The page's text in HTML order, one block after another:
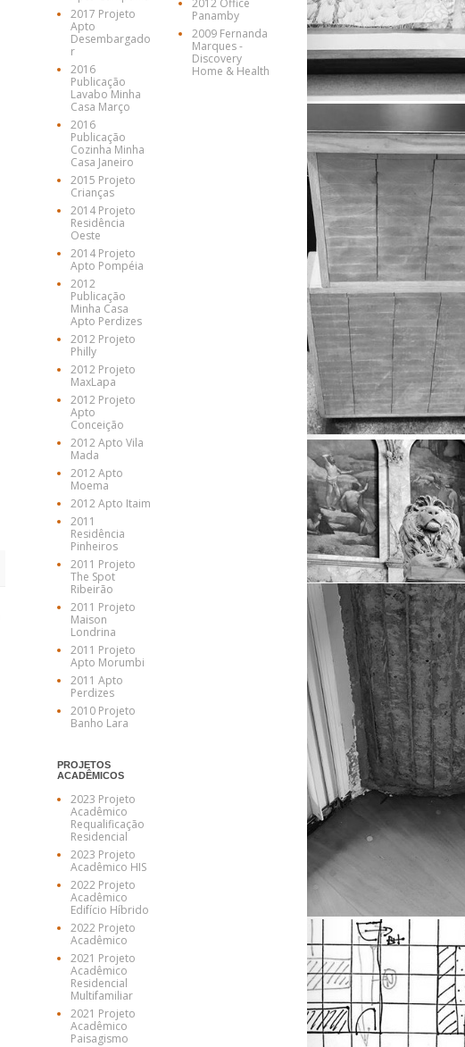
2017 Projeto
Apto
Desembargado
r
2016
Publicação
Lavabo Minha
Casa Março
2016
Publicação
Cozinha Minha
Casa Janeiro
2015 Projeto
Crianças
2014 Projeto
Residência
Oeste
2014 Projeto
Apto Pompéia
2012
Publicação
Minha Casa
Apto Perdizes
2012 Projeto
Philly
2012 Projeto
MaxLapa
2012 Projeto
Apto
Conceição
2012 Apto Vila
Mada
2012 Apto
Moema
2012 Apto Itaim
2011
Residência
Pinheiros
2011 Projeto
The Spot
Ribeirão
2011 Projeto
Maison
Londrina
2011 Projeto
Apto Morumbi
2011 Apto
Perdizes
2010 Projeto
Banho Lara
PROJETOS
ACADÊMICOS
2023 Projeto
Acadêmico
Requalificação
Residencial
2023 Projeto
Acadêmico HIS
2022 Projeto
Acadêmico
Edifício Híbrido
2022 Projeto
Acadêmico
2021 Projeto
Acadêmico
Residencial
Multifamiliar
2021 Projeto
Acadêmico
Paisagismo
2012 Office
Panamby
2009 Fernanda
Marques -
Discovery
Home & Health